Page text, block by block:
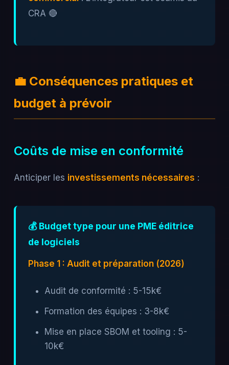
CRA 🔴
💼 Conséquences pratiques et
budget à prévoir
Coûts de mise en conformité
Anticiper les investissements nécessaires :
💰 Budget type pour une PME éditrice
de logiciels
Phase 1 : Audit et préparation (2026)
Audit de conformité : 5-15k€
Formation des équipes : 3-8k€
Mise en place SBOM et tooling : 5-
10k€